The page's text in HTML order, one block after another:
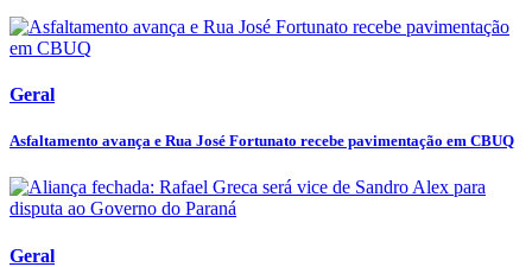
Geral
Asfaltamento avança e Rua José Fortunato recebe pavimentação em CBUQ
Geral